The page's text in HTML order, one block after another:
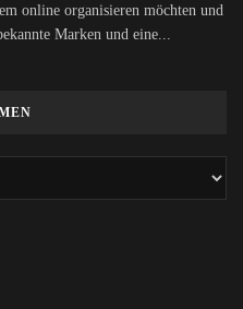
online organisieren möchten und
Marken und eine...